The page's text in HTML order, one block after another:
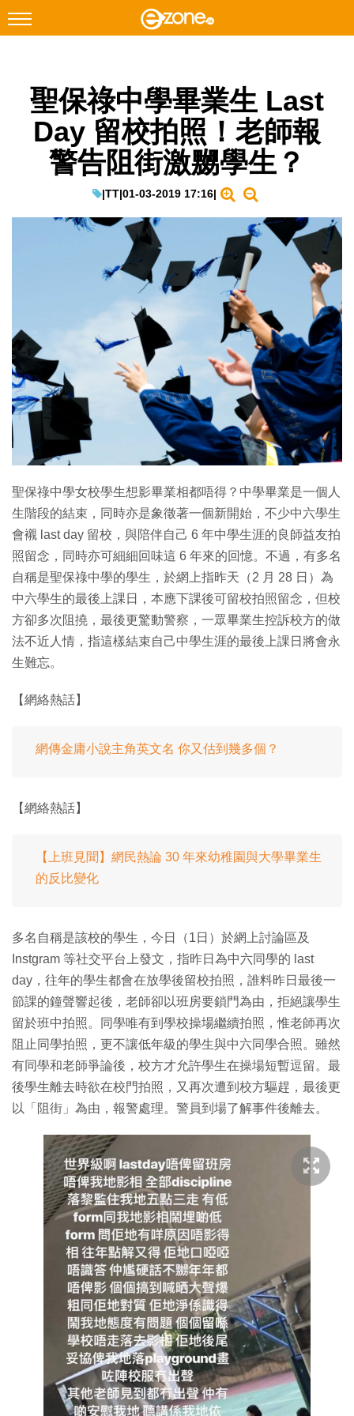
Facebook Instagram
科技焦點
網絡生活
教學評測
生成式AI與雲端應用
Enterprise Digital Transformation
特集
聖保祿中學畢業生 Last
Day 留校拍照！老師報
警告阻街激嬲學生？
|TT|01-03-2019 17:16|
聖保祿中學女校學生想影畢業相都唔得？中學畢業是一個人
生階段的結束，同時亦是象徵著一個新開始，不少中六學生
會襯 last day 留校，與陪伴自己 6 年中學生涯的良師益友拍
照留念，同時亦可細細回味這 6 年來的回憶。不過，有多名
自稱是聖保祿中學的學生，於網上指昨天（2 月 28 日）為
中六學生的最後上課日，本應下課後可留校拍照留念，但校
方卻多次阻撓，最後更驚動警察，一眾畢業生控訴校方的做
法不近人情，指這樣結束自己中學生涯的最後上課日將會永
生難忘。
【網絡熱話】
網傳金庸小說主角英文名 你又估到幾多個？
【網絡熱話】
【上班見聞】網民熱論 30 年來幼稚園與大學畢業生
的反比變化
多名自稱是該校的學生，今日（1日）於網上討論區及
Instgram 等社交平台上發文，指昨日為中六同學的 last
day，往年的學生都會在放學後留校拍照，誰料昨日最後一
節課的鐘聲響起後，老師卻以班房要鎖門為由，拒絕讓學生
留於班中拍照。同學唯有到學校操場繼續拍照，惟老師再次
阻止同學拍照，更不讓低年級的學生與中六同學合照。雖然
有同學和老師爭論後，校方才允許學生在操場短暫逗留。最
後學生離去時欲在校門拍照，又再次遭到校方驅趕，最後更
以「阻街」為由，報警處理。警員到場了解事件後離去。